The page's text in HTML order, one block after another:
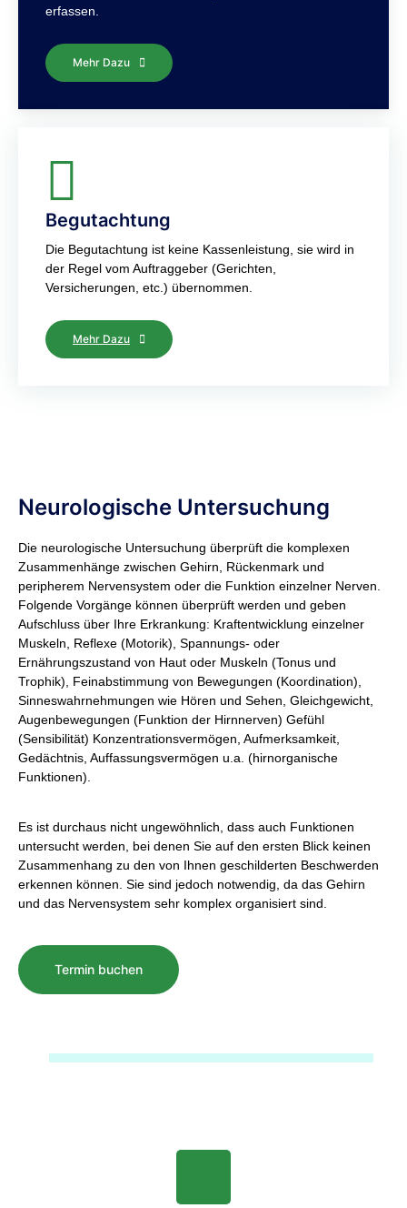
erfassen.
Mehr Dazu
Begutachtung
Die Begutachtung ist keine Kassenleistung, sie wird in
der Regel vom Auftraggeber (Gerichten,
Versicherungen, etc.) übernommen.
Mehr Dazu
Neurologische Untersuchung
Die neurologische Untersuchung überprüft die komplexen
Zusammenhänge zwischen Gehirn, Rückenmark und
peripherem Nervensystem oder die Funktion einzelner Nerven.
Folgende Vorgänge können überprüft werden und geben
Aufschluss über Ihre Erkrankung: Kraftentwicklung einzelner
Muskeln, Reflexe (Motorik), Spannungs- oder
Ernährungszustand von Haut oder Muskeln (Tonus und
Trophik), Feinabstimmung von Bewegungen (Koordination),
Sinneswahrnehmungen wie Hören und Sehen, Gleichgewicht,
Augenbewegungen (Funktion der Hirnnerven) Gefühl
(Sensibilität) Konzentrationsvermögen, Aufmerksamkeit,
Gedächtnis, Auffassungsvermögen u.a. (hirnorganische
Funktionen).
Es ist durchaus nicht ungewöhnlich, dass auch Funktionen
untersucht werden, bei denen Sie auf den ersten Blick keinen
Zusammenhang zu den von Ihnen geschilderten Beschwerden
erkennen können. Sie sind jedoch notwendig, da das Gehirn
und das Nervensystem sehr komplex organisiert sind.
Termin buchen